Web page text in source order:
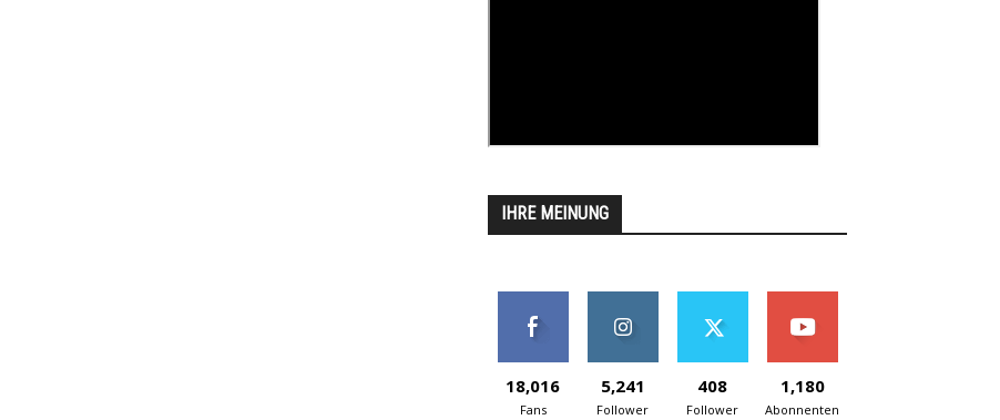
IHRE MEINUNG
18,016
Fans
5,241
Follower
408
Follower
1,180
Abonnenten